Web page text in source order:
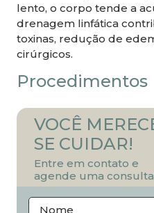
lento, o corpo tende a
drenagem linfática
toxinas, redução de
cirúrgicos.
Procedimentos
VOCÊ
SE CUIDAR!
Entre em contato e
agende uma